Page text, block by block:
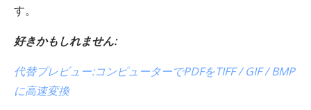
す。
好きかもしれません:
代替プレビュー:コンピューターでPDFをTIFF / GIF / BMP
に高速変換